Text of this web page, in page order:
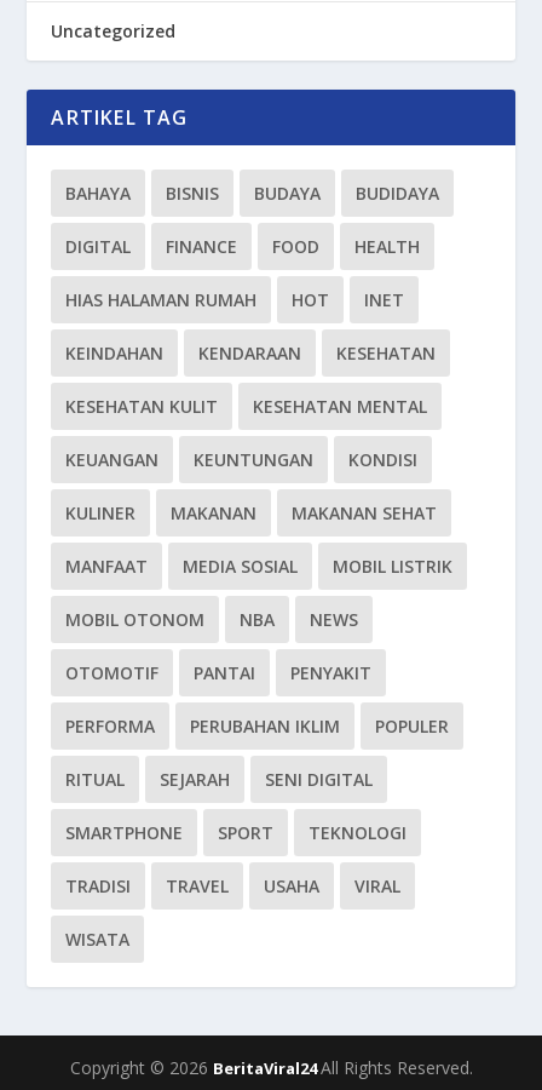
Uncategorized
ARTIKEL TAG
BAHAYA BISNIS BUDAYA BUDIDAYA
DIGITAL FINANCE FOOD HEALTH
HIAS HALAMAN RUMAH HOT INET
KEINDAHAN KENDARAAN KESEHATAN
KESEHATAN KULIT KESEHATAN MENTAL
KEUANGAN KEUNTUNGAN KONDISI
KULINER MAKANAN MAKANAN SEHAT
MANFAAT MEDIA SOSIAL MOBIL LISTRIK
MOBIL OTONOM NBA NEWS
OTOMOTIF PANTAI PENYAKIT
PERFORMA PERUBAHAN IKLIM POPULER
RITUAL SEJARAH SENI DIGITAL
SMARTPHONE SPORT TEKNOLOGI
TRADISI TRAVEL USAHA VIRAL
WISATA
Copyright © 2026 BeritaViral24All Rights Reserved.